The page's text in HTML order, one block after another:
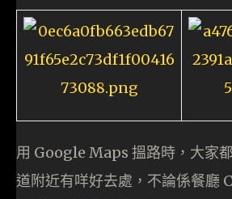
用 Google Maps 搵路時，大家
道附近有咩好去處，不論係餐廳